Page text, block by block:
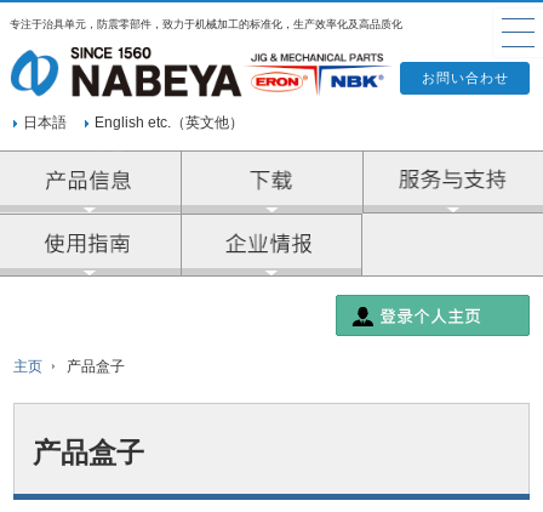
专注于治具单元，防震零部件，致力于机械加工的标准化，生产效率化及高品质化
日本語 English etc.（英文他）
主页 产品盒子
产品盒子